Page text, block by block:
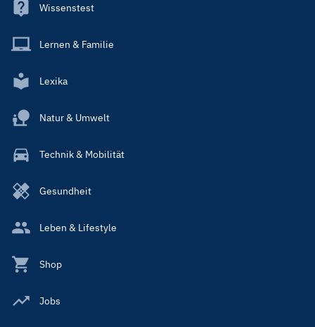
Wissenstest
Lernen & Familie
Lexika
Natur & Umwelt
Technik & Mobilität
Gesundheit
Leben & Lifestyle
Shop
Jobs